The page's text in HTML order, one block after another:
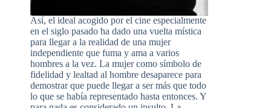
Así, el ideal acogido por el cine especialmente
en el siglo pasado ha dado una vuelta mística
para llegar a la realidad de una mujer
independiente que fuma y ama a varios
hombres a la vez. La mujer como símbolo de
fidelidad y lealtad al hombre desaparece para
demostrar que puede llegar a ser más que todo
lo que se había representado hasta entonces. Y